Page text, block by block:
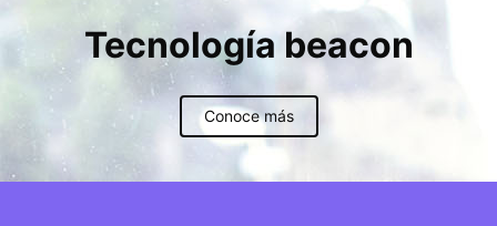
Tecnología beacon
Conoce más